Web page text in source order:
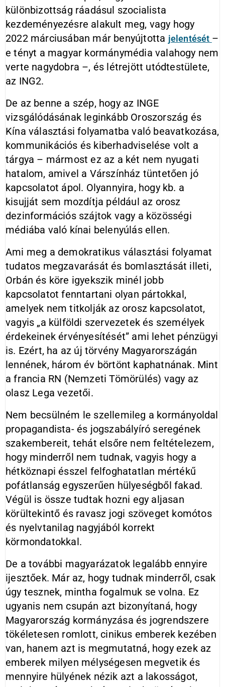
különbizottság ráadásul szocialista
kezdeményezésre alakult meg, vagy hogy
2022 márciusában már benyújtotta jelentését –
e tényt a magyar kormánymédia valahogy nem
verte nagydobra –, és létrejött utódtestülete,
az ING2.
De az benne a szép, hogy az INGE
vizsgálódásának leginkább Oroszország és
Kína választási folyamatba való beavatkozása,
kommunikációs és kiberhadviselése volt a
tárgya – mármost ez az a két nem nyugati
hatalom, amivel a Várszínház tüntetően jó
kapcsolatot ápol. Olyannyira, hogy kb. a
kisujját sem mozdítja például az orosz
dezinformációs szájtok vagy a közösségi
médiába való kínai belenyúlás ellen.
Ami meg a demokratikus választási folyamat
tudatos megzavarását és bomlasztását illeti,
Orbán és köre igyekszik minél jobb
kapcsolatot fenntartani olyan pártokkal,
amelyek nem titkolják az orosz kapcsolatot,
vagyis „a külföldi szervezetek és személyek
érdekeinek érvényesítését” ami lehet pénzügyi
is. Ezért, ha az új törvény Magyarországán
lennének, három év börtönt kaphatnának. Mint
a francia RN (Nemzeti Tömörülés) vagy az
olasz Lega vezetői.
Nem becsülném le szellemileg a kormányoldal
propagandista- és jogszabályíró seregének
szakembereit, tehát elsőre nem feltételezem,
hogy minderről nem tudnak, vagyis hogy a
hétköznapi ésszel felfoghatatlan mértékű
pofátlanság egyszerűen hülyeségből fakad.
Végül is össze tudtak hozni egy aljasan
körültekintő és ravasz jogi szöveget komótos
és nyelvtanilag nagyjából korrekt
körmondatokkal.
De a további magyarázatok legalább ennyire
ijesztőek. Már az, hogy tudnak minderről, csak
úgy tesznek, mintha fogalmuk se volna. Ez
ugyanis nem csupán azt bizonyítaná, hogy
Magyarország kormányzása és jogrendszere
tökéletesen romlott, cinikus emberek kezében
van, hanem azt is megmutatná, hogy ezek az
emberek milyen mélységesen megvetik és
mennyire hülyének nézik azt a lakosságot,